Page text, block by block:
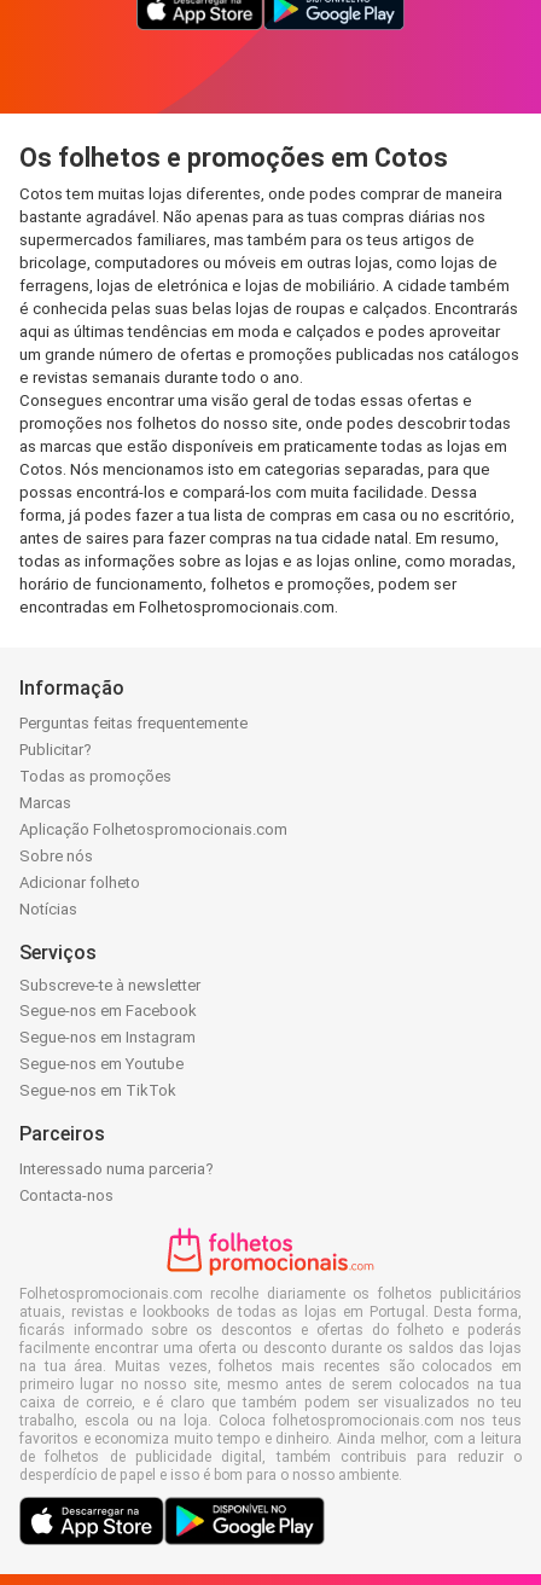
Os folhetos e promoções em Cotos
Cotos tem muitas lojas diferentes, onde podes comprar de maneira
bastante agradável. Não apenas para as tuas compras diárias nos
supermercados familiares, mas também para os teus artigos de
bricolage, computadores ou móveis em outras lojas, como lojas de
ferragens, lojas de eletrónica e lojas de mobiliário. A cidade também
é conhecida pelas suas belas lojas de roupas e calçados. Encontrarás
aqui as últimas tendências em moda e calçados e podes aproveitar
um grande número de ofertas e promoções publicadas nos catálogos
e revistas semanais durante todo o ano.
Consegues encontrar uma visão geral de todas essas ofertas e
promoções nos folhetos do nosso site, onde podes descobrir todas
as marcas que estão disponíveis em praticamente todas as lojas em
Cotos. Nós mencionamos isto em categorias separadas, para que
possas encontrá-los e compará-los com muita facilidade. Dessa
forma, já podes fazer a tua lista de compras em casa ou no escritório,
antes de saires para fazer compras na tua cidade natal. Em resumo,
todas as informações sobre as lojas e as lojas online, como moradas,
horário de funcionamento, folhetos e promoções, podem ser
encontradas em Folhetospromocionais.com.
Informação
Perguntas feitas frequentemente
Publicitar?
Todas as promoções
Marcas
Aplicação Folhetospromocionais.com
Sobre nós
Adicionar folheto
Notícias
Serviços
Subscreve-te à newsletter
Segue-nos em Facebook
Segue-nos em Instagram
Segue-nos em Youtube
Segue-nos em TikTok
Parceiros
Interessado numa parceria?
Contacta-nos
Folhetospromocionais.com recolhe diariamente os folhetos publicitários
atuais, revistas e lookbooks de todas as lojas em Portugal. Desta forma,
ficarás informado sobre os descontos e ofertas do folheto e poderás
facilmente encontrar uma oferta ou desconto durante os saldos das lojas
na tua área. Muitas vezes, folhetos mais recentes são colocados em
primeiro lugar no nosso site, mesmo antes de serem colocados na tua
caixa de correio, e é claro que também podem ser visualizados no teu
trabalho, escola ou na loja. Coloca folhetospromocionais.com nos teus
favoritos e economiza muito tempo e dinheiro. Ainda melhor, com a leitura
de folhetos de publicidade digital, também contribuis para reduzir o
desperdício de papel e isso é bom para o nosso ambiente.